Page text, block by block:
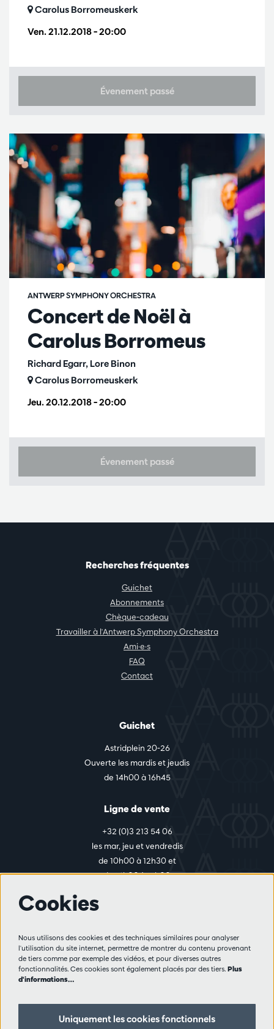
Ven. 21.12.2018– 20:00
Carolus Borromeuskerk
Évenement passé
Concert de Noël à
Carolus Borromeus
Richard Egarr, Lore Binon
ANTWERP SYMPHONY ORCHESTRA
Jeu. 20.12.2018– 20:00
Carolus Borromeuskerk
Évenement passé
Recherches fréquentes
Guichet
Abonnements
Chèque-cadeau
Travailler à l'Antwerp Symphony Orchestra
Ami·e·s
FAQ
Contact
Guichet
Astridplein 20-26
Ouverte les mardis et jeudis
de 14h00 à 16h45
Ligne de vente
+32 (0)3 213 54 06
les mar, jeu et vendredis
de 10h00 à 12h30 et
de 14h00 à 17h00
Règlement des visiteurs
Vie privée
Partenaires
Cookies
Nous utilisons des cookies et des techniques similaires pour analyser
l'utilisation du site internet, permettre de montrer du contenu provenant
de tiers comme par exemple des vidéos, et pour diverses autres
fonctionnalités. Ces cookies sont également placés par des tiers. Plus
d'informations…
Uniquement les cookies fonctionnels